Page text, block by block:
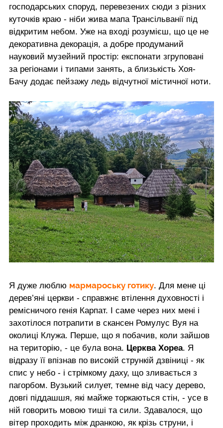
господарських споруд, перевезених сюди з різних
куточків краю - ніби жива мапа Трансільванії під
відкритим небом. Уже на вході розумієш, що це не
декоративна декорація, а добре продуманий
науковий музейний простір: експонати згруповані
за регіонами і типами занять, а близькість Хоя-
Бачу додає пейзажу ледь відчутної містичної ноти.
Я дуже люблю мармароську готику. Для мене ці
дерев’яні церкви - справжнє втілення духовності і
ремісничого генія Карпат. І саме через них мені і
захотілося потрапити в скансен Ромулус Вуя на
околиці Клужа. Перше, що я побачив, коли зайшов
на територію, - це була вона. Церква Хореа. Я
відразу її впізнав по високій стрункій дзвіниці - як
спис у небо - і стрімкому даху, що зливається з
пагорбом. Вузький силует, темне від часу дерево,
довгі піддашшя, які майже торкаються стін, - усе в
ній говорить мовою тиші та сили. Здавалося, що
вітер проходить між дранкою, як крізь струни, і